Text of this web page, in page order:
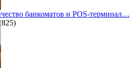
банкоматов и POS-терминал…